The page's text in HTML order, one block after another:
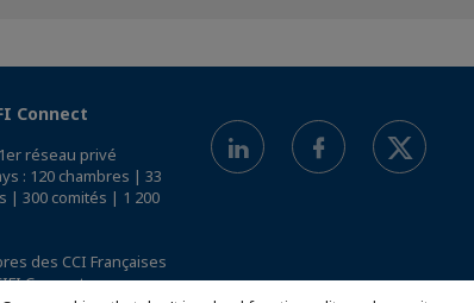
Connect
réseau privé
: 120 chambres | 33
| 300 comités | 1 200
des CCI Françaises
Connect.